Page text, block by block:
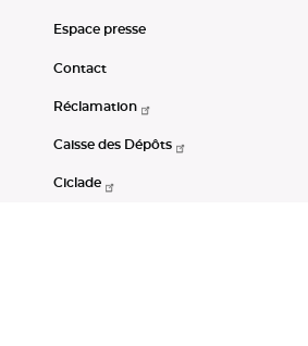
Espace presse
Contact
Réclamation
Caisse des Dépôts
Ciclade